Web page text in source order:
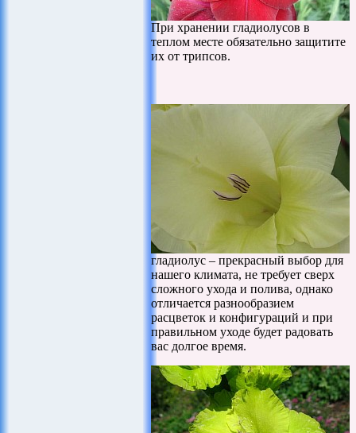
При хранении гладиолусов в
теплом месте обязательно защитите
их от трипсов.
гладиолус – прекрасный выбор для
нашего климата, не требует сверх
сложного ухода и полива, однако
отличается разнообразием
расцветок и конфигураций и при
правильном уходе будет радовать
вас долгое время.